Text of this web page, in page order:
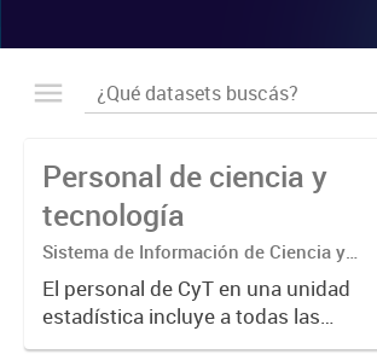
Personal de ciencia y
tecnología
Sistema de Información de Ciencia y
Tecnología Argentino (SICYTAR)
El personal de CyT en una unidad
estadística incluye a todas las
personas involucradas